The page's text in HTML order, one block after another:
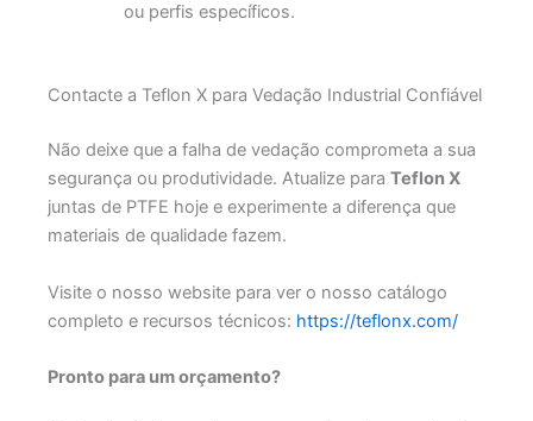
ou perfis específicos.
Contacte a Teflon X para Vedação Industrial Confiável
Não deixe que a falha de vedação comprometa a sua
segurança ou produtividade. Atualize para Teflon X
juntas de PTFE hoje e experimente a diferença que
materiais de qualidade fazem.
Visite o nosso website para ver o nosso catálogo
completo e recursos técnicos: https://teflonx.com/
Pronto para um orçamento?